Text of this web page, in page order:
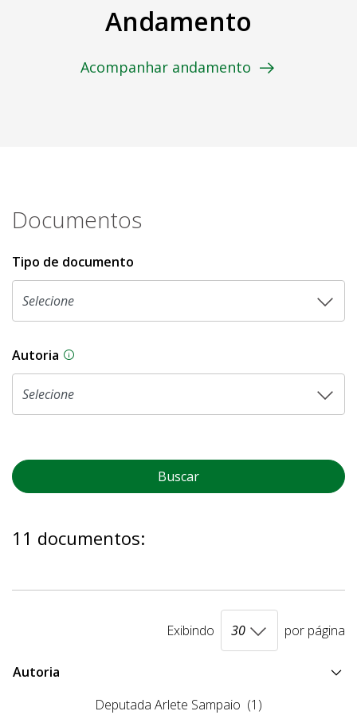
Andamento
Acompanhar andamento
Documentos
Tipo de documento
Autoria As proposições legislativas na CLDF podem
Buscar
11 documentos:
Exibindo por página
Autoria
Deputada Arlete Sampaio (1)